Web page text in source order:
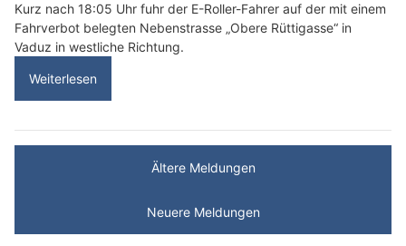
Kurz nach 18:05 Uhr fuhr der E-Roller-Fahrer auf der mit einem
Fahrverbot belegten Nebenstrasse „Obere Rüttigasse“ in
Vaduz in westliche Richtung.
Weiterlesen
Ältere Meldungen
Neuere Meldungen